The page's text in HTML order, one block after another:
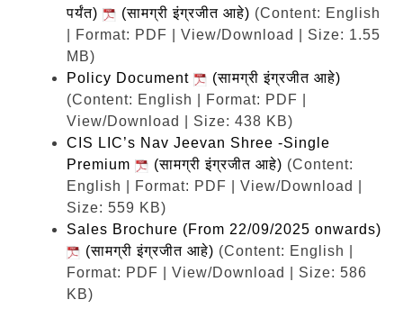
पर्यंत)
(सामग्री इंग्रजीत आहे) (Content: English
| Format: PDF | View/Download | Size: 1.55
MB)
Policy Document
(सामग्री इंग्रजीत आहे)
(Content: English | Format: PDF |
View/Download | Size: 438 KB)
CIS LIC’s Nav Jeevan Shree -Single
Premium
(सामग्री इंग्रजीत आहे) (Content:
English | Format: PDF | View/Download |
Size: 559 KB)
Sales Brochure (From 22/09/2025 onwards)
(सामग्री इंग्रजीत आहे) (Content: English |
Format: PDF | View/Download | Size: 586
KB)